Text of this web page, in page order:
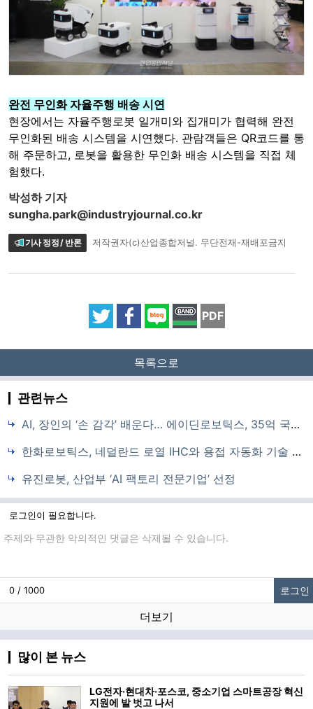
완전 무인화 자율주행 배송 시연
현장에서는 자율주행로봇 일개미와 집개미가 협력해 완전
무인화된 배송 시스템을 시연했다. 관람객들은 QR코드를 통
해 주문하고, 로봇을 활용한 무인화 배송 시스템을 직접 체
험했다.
박성하 기자
sungha.park@industryjournal.co.kr
기사 정정 / 반론 저작권자(c)산업종합저널. 무단전재-재배포금지
PDF
목록으로
관련뉴스
AI, 장인의 ‘손 감각’ 배운다… 에이딘로보틱스, 35억 국책과제로 공정 자동화
한화로보틱스, 네덜란드 로열 IHC와 용접 자동화 기술 개발 협력
유진로봇, 산업부 ‘AI 팩토리 전문기업’ 선정
로그인이 필요합니다.
글입력
0 / 1000 로그인
더보기
많이 본 뉴스
LG전자·현대차·포스코, 중소기업 스마트공장 혁신
지원에 발 벗고 나서